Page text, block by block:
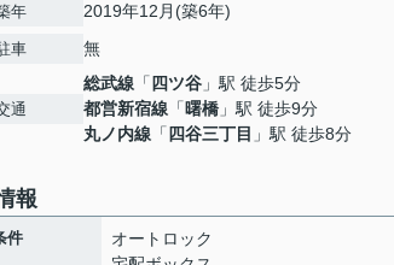
年 2019年12月(築6年)
車 無
通
総武線 「 四ツ谷 」駅 徒歩5分
都営新宿線 「曙橋 」駅 徒歩9分
丸ノ内線 「 四谷三丁目 」駅 徒歩8分
報
件
オートロック